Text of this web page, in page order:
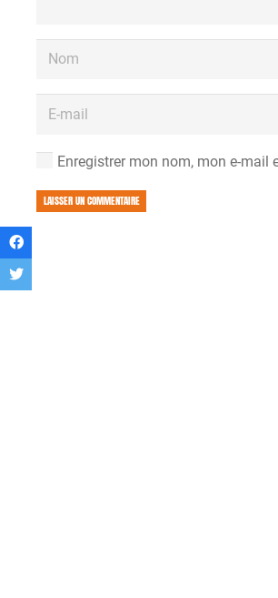
Enregistrer mon nom, mon e-
LAISSER UN COMMENTAIRE